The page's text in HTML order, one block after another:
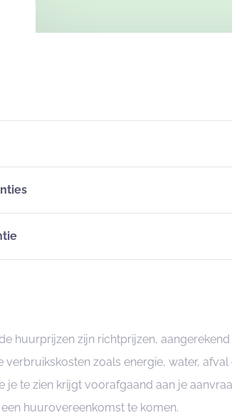
huurprijzen zijn richtprijzen,
verbruikskosten zoals energie, water,
je te zien krijgt voorafgaand aan je
huurovereenkomst te komen.